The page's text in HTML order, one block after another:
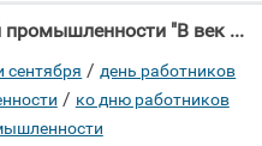
Ко дню работников нефтяной промышленности "В век прогресса газ и нефть ничем не заменить, В нашей жизни они необходимы."
сентября /день работников
/ ко дню работников